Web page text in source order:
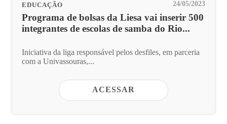
EDUCAÇÃO 24/05/2023
Programa de bolsas da Liesa vai inserir 500
integrantes de escolas de samba do Rio...
Iniciativa da liga responsável pelos desfiles, em parceria
com a Univassouras,...
ACESSAR